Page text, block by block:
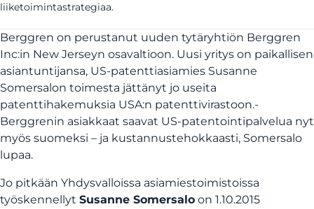
liiketoimintastrategiaa.
Berggren on perustanut uuden tytäryhtiön Berggren
Inc:in New Jerseyn osavaltioon. Uusi yritys on paikallisen
asiantuntijansa, US-patenttiasiamies Susanne
Somersalon toimesta jättänyt jo useita
patenttihakemuksia USA:n patenttivirastoon.-
Berggrenin asiakkaat saavat US-patentointipalvelua nyt
myös suomeksi – ja kustannustehokkaasti, Somersalo
lupaa.
Jo pitkään Yhdysvalloissa asiamiestoimistoissa
työskennellyt Susanne Somersalo on 1.10.2015